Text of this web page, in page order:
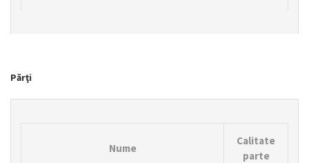
Părţi
Nume
Calitate
parte